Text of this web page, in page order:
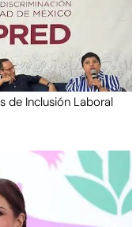
de Inclusión Laboral